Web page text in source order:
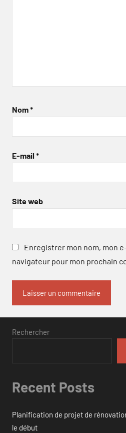
Nom*
E-mail *
Site web
Enregistrer mon nom, mon
navigateur pour mon prochain
Rechercher
Recent Posts
Planification de projet de
le début